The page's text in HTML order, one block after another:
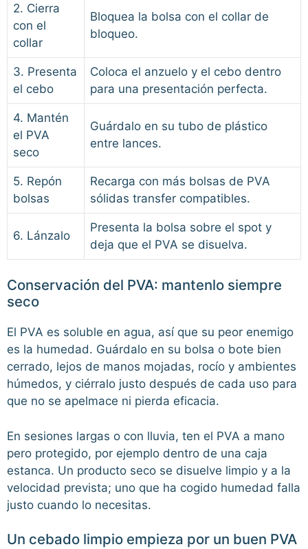
2. Cierra
con el
collar
Bloquea la bolsa con el collar de
bloqueo.
3. Presenta
el cebo
Coloca el anzuelo y el cebo dentro
para una presentación perfecta.
4. Mantén
el PVA
seco
Guárdalo en su tubo de plástico
entre lances.
5. Repón
bolsas
Recarga con más bolsas de PVA
sólidas transfer compatibles.
6. Lánzalo
Presenta la bolsa sobre el spot y
deja que el PVA se disuelva.
Conservación del PVA: mantenlo siempre
seco
El PVA es soluble en agua, así que su peor enemigo
es la humedad. Guárdalo en su bolsa o bote bien
cerrado, lejos de manos mojadas, rocío y ambientes
húmedos, y ciérralo justo después de cada uso para
que no se apelmace ni pierda eficacia.
En sesiones largas o con lluvia, ten el PVA a mano
pero protegido, por ejemplo dentro de una caja
estanca. Un producto seco se disuelve limpio y a la
velocidad prevista; uno que ha cogido humedad falla
justo cuando lo necesitas.
Un cebado limpio empieza por un buen PVA